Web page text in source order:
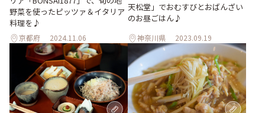
野菜を使ったピッツァ＆イタリア
料理を♪
京都府 2024.11.06
天松堂」でおむすびとおばんざい
のお昼ごはん♪
神奈川県 2023.09.19